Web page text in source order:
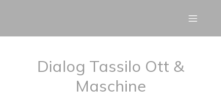
Dialog Tassilo Ott &
Maschine